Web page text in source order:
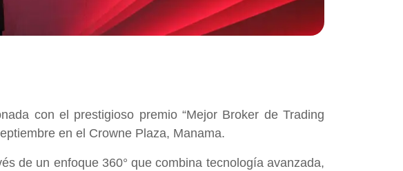
con el prestigioso premio “Mejor Broker de Trading
en el Crowne Plaza, Manama.
de un enfoque 360° que combina tecnología avanzada,